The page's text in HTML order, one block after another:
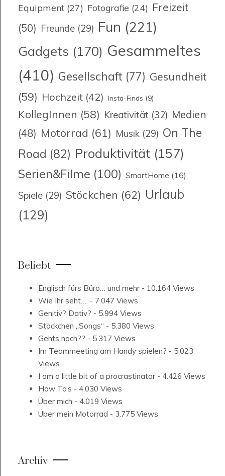
Equipment (27) Fotografie (24) Freizeit
(50) Freunde (29) Fun (221)
Gadgets (170) Gesammeltes
(410) Gesellschaft (77) Gesundheit
(59) Hochzeit (42) Insta-Finds (9)
KollegInnen (58) Kreativität (32) Medien
(48) Motorrad (61) Musik (29) On The
Road (82) Produktivität (157)
Serien&Filme (100) SmartHome (16)
Spiele (29) Stöckchen (62) Urlaub
(129)
Beliebt
Englisch fürs Büro… und mehr - 10.164 Views
Wie Ihr seht…. - 7.047 Views
Genitiv? Dativ? - 5.994 Views
Stöckchen „Songs“ - 5.380 Views
Gehts noch?? - 5.317 Views
Im Teammeeting am Handy spielen? - 5.023
Views
I am a little bit of a procrastinator - 4.426 Views
How To’s - 4.030 Views
Über mich - 4.019 Views
Über mein Motorrad - 3.775 Views
Archiv